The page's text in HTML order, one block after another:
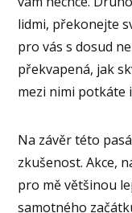
lidmi, překonejte
pro vás s dosud
překvapená, jak
mezi nimi potkáte
Na závěr této
zkušenost. Akce,
pro mě většinou
samotného